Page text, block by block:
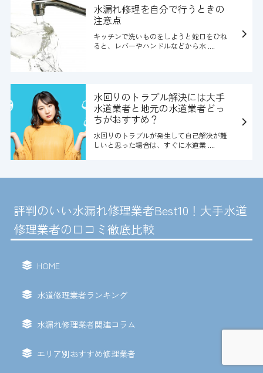
水漏れ修理を自分で行うときの
注意点
キッチンで洗いものをしようと蛇口をひね
ると、レバーやハンドルなどから水 ....
水回りのトラブル解決には大手
水道業者と地元の水道業者どっ
ちがおすすめ？
水回りのトラブルが発生して自己解決が難
しいと思った場合は、すぐに水道業 ....
評判のいい水漏れ修理業者Best10！大手水道
修理業者の口コミ徹底比較
HOME
水道修理業者ランキング
水漏れ修理業者関連コラム
エリア別おすすめ修理業者